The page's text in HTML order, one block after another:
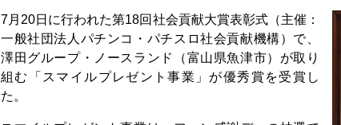
7月20日に行われた第18回社会貢献大賞表彰式（主催：
一般社団法人パチンコ・パチスロ社会貢献機構）で、
澤田グループ・ノースランド（富山県魚津市）が取り
組む「スマイルプレゼント事業」が優秀賞を受賞し
た。